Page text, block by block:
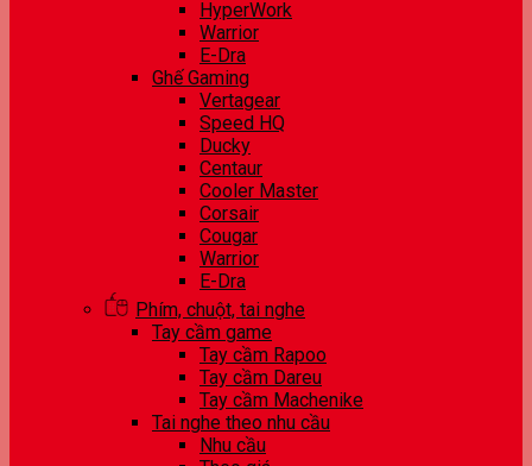
HyperWork
Warrior
E-Dra
Ghế Gaming
Vertagear
Speed HQ
Ducky
Centaur
Cooler Master
Corsair
Cougar
Warrior
E-Dra
Phím, chuột, tai nghe
Tay cầm game
Tay cầm Rapoo
Tay cầm Dareu
Tay cầm Machenike
Tai nghe theo nhu cầu
Nhu cầu